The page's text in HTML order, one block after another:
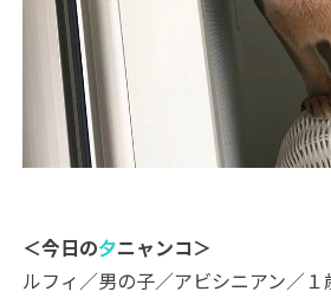
＜今日の夕ニャンコ＞
ルフィ／男の子／アビシニアン／１